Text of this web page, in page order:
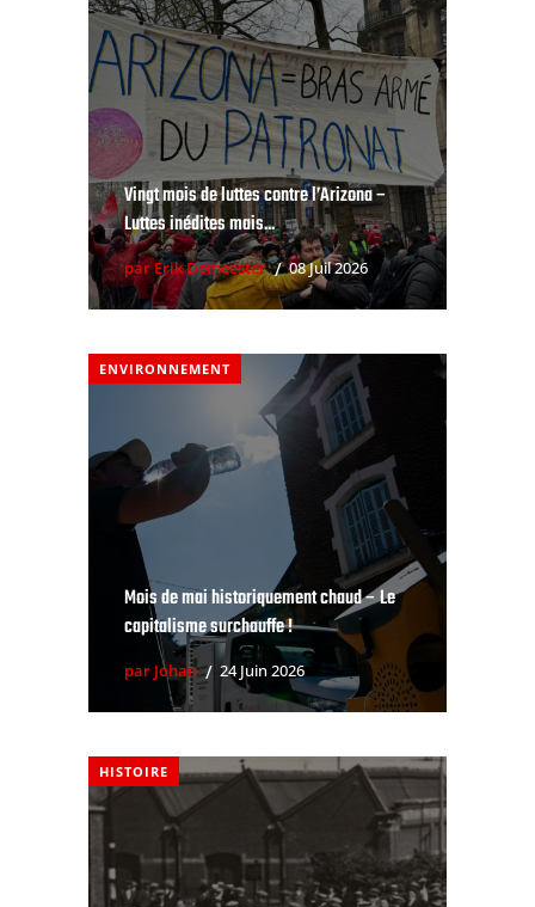
Vingt mois de luttes contre l’Arizona –
Luttes inédites mais...
par Erik Demeester 08 Juil 2026
ENVIRONNEMENT
Mois de mai historiquement chaud – Le
capitalisme surchauffe !
par Johan 24 Juin 2026
HISTOIRE